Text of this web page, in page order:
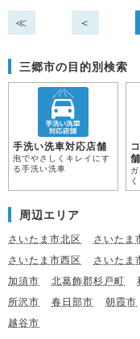
≪ ＜
三郷市の目的別検索
手洗い洗車対応店舗
泡でやさしくキレイにす
る手洗い洗車
舗
周辺エリア
さいたま市北区 さいたま
さいたま市西区
さいたま
加須市
北葛飾郡杉戸町
所沢市
春日部市 朝霞市
越谷市